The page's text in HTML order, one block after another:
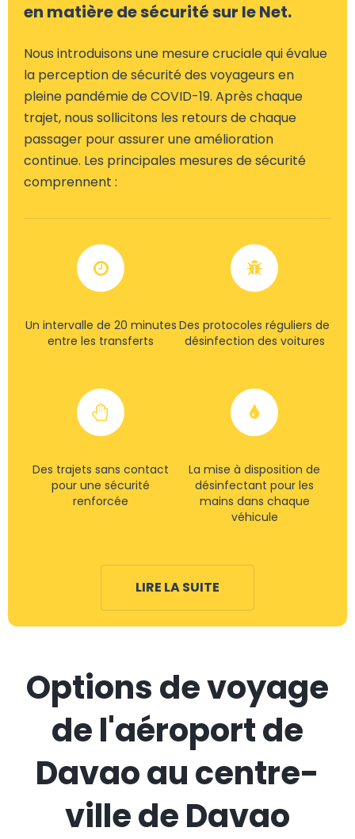
en matière de sécurité sur le Net.
Nous introduisons une mesure cruciale qui évalue
la perception de sécurité des voyageurs en
pleine pandémie de COVID-19. Après chaque
trajet, nous sollicitons les retours de chaque
passager pour assurer une amélioration
continue. Les principales mesures de sécurité
comprennent :
Un intervalle de 20 minutes
entre les transferts
Des protocoles réguliers de
désinfection des voitures
Des trajets sans contact
pour une sécurité
renforcée
La mise à disposition de
désinfectant pour les
mains dans chaque
véhicule
LIRE LA SUITE
Options de voyage
de l'aéroport de
Davao au centre-
ville de Davao